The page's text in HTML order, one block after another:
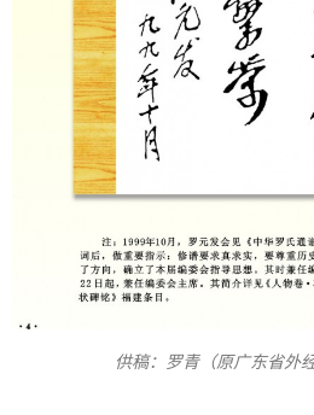
供稿：罗青（原广东省